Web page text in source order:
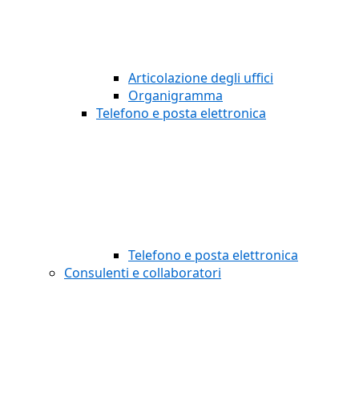
Articolazione degli uffici
Organigramma
Telefono e posta elettronica
Telefono e posta elettronica
Consulenti e collaboratori